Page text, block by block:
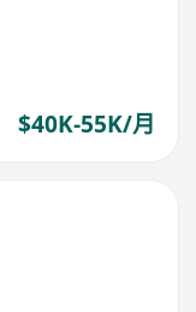
$40K-55K/月